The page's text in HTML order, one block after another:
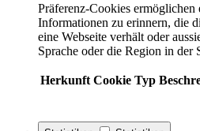
Präferenz-Cookies ermöglichen
Informationen zu erinnern, die
eine Webseite verhält oder
Sprache oder die Region in der
Herkunft Cookie Typ